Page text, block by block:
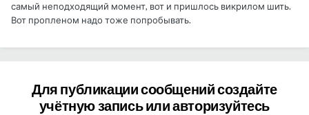
самый неподходящий момент, вот и пришлось викрилом шить.
Вот пропленом надо тоже попробывать.
Для публикации сообщений создайте
учётную запись или авторизуйтесь